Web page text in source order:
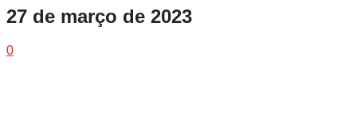
27 de março de 2023
0